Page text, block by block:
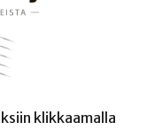
klikkaamalla